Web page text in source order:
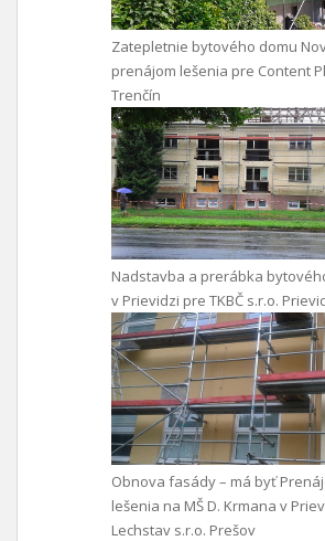
Zatepletnie bytového domu
prenájom lešenia pre Content
Trenčín
Nadstavba a prerábka
v Prievidzi pre TKBČ s.r.o.
Obnova fasády – má byť
lešenia na MŠ D. Krmana v
Lechstav s.r.o. Prešov